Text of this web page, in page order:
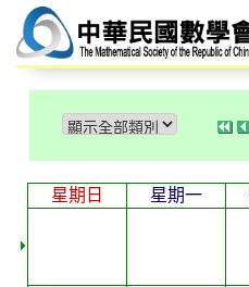
星期日 星期一